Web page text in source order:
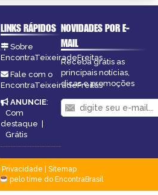
LINKS RÁPIDOS
Sobre
EncontraTeixeiradeFreitas
Fale com o
EncontraTeixeiradeFreitas
ANUNCIE:
Com
destaque |
Grátis
NOVIDADES POR E-
MAIL
Receba grátis as
principais notícias,
dicas e promoções
Privacidade
Sitemap
pelo time do EncontraBrasil